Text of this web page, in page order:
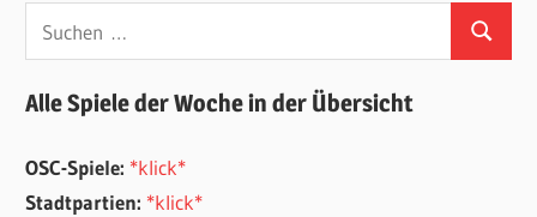
nach:
Suchen
Alle Spiele der Woche in der Übersicht
OSC-Spiele: *klick*
Stadtpartien: *klick*